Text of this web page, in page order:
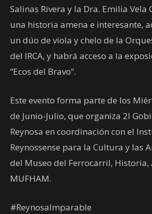
Salinas Rivera y la Dra. Emilia Vela
una historia amena e interesante,
un dúo de viola y chelo de la
del IRCA, y habrá acceso a la
“Ecos del Bravo”.
Este evento forma parte de los
de Junio-Julio, que organiza 2l
Reynosa en coordinación con el
Reynossense para la Cultura y las
del Museo del Ferrocarril,
MUFHAM.
#ReynosaImparable